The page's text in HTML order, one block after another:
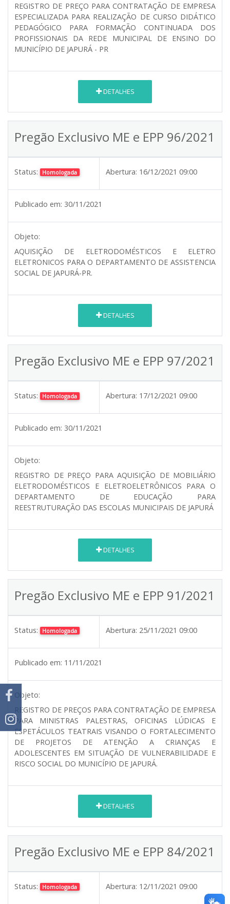
REGISTRO DE PREÇO PARA CONTRATAÇÃO DE EMPRESA
ESPECIALIZADA PARA REALIZAÇÃO DE CURSO DIDÁTICO
PEDAGÓGICO PARA FORMAÇÃO CONTINUADA DOS
PROFISSIONAIS DA REDE MUNICIPAL DE ENSINO DO
MUNICÍPIO DE JAPURÁ - PR
DETALHES
Pregão Exclusivo ME e EPP 96/2021
Status: Homologada Abertura: 16/12/2021 09:00
Publicado em: 30/11/2021
Objeto:
AQUISIÇÃO DE ELETRODOMÉSTICOS E ELETRO
ELETRONICOS PARA O DEPARTAMENTO DE ASSISTENCIA
SOCIAL DE JAPURÁ-PR.
DETALHES
Pregão Exclusivo ME e EPP 97/2021
Status: Homologada Abertura: 17/12/2021 09:00
Publicado em: 30/11/2021
Objeto:
REGISTRO DE PREÇO PARA AQUISIÇÃO DE MOBILIÁRIO
ELETRODOMÉSTICOS E ELETROELETRÔNICOS PARA O
DEPARTAMENTO DE EDUCAÇÃO PARA
REESTRUTURAÇÃO DAS ESCOLAS MUNICIPAIS DE JAPURÁ
DETALHES
Pregão Exclusivo ME e EPP 91/2021
Status: Homologada Abertura: 25/11/2021 09:00
Publicado em: 11/11/2021
Objeto:
REGISTRO DE PREÇOS PARA CONTRATAÇÃO DE EMPRESA
PARA MINISTRAS PALESTRAS, OFICINAS LÚDICAS E
ESPETÁCULOS TEATRAIS VISANDO O FORTALECIMENTO
DE PROJETOS DE ATENÇÃO A CRIANÇAS E
ADOLESCENTES EM SITUAÇÃO DE VULNERABILIDADE E
RISCO SOCIAL DO MUNICÍPIO DE JAPURÁ.
DETALHES
Pregão Exclusivo ME e EPP 84/2021
Status: Homologada Abertura: 12/11/2021 09:00